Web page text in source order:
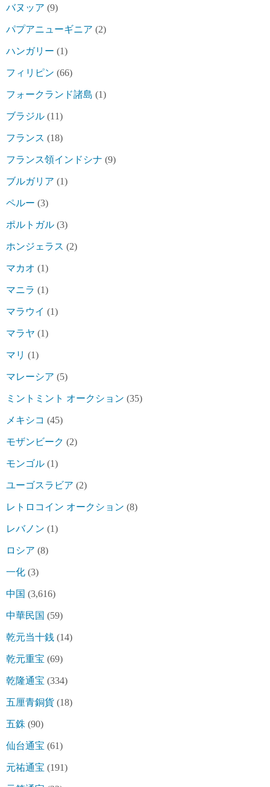
バヌッア (9)
パプアニューギニア (2)
ハンガリー (1)
フィリピン (66)
フォークランド諸島 (1)
ブラジル (11)
フランス (18)
フランス領インドシナ (9)
ブルガリア (1)
ペルー (3)
ポルトガル (3)
ホンジェラス (2)
マカオ (1)
マニラ (1)
マラウイ (1)
マラヤ (1)
マリ (1)
マレーシア (5)
ミントミント オークション (35)
メキシコ (45)
モザンビーク (2)
モンゴル (1)
ユーゴスラビア (2)
レトロコイン オークション (8)
レバノン (1)
ロシア (8)
一化 (3)
中国 (3,616)
中華民国 (59)
乾元当十銭 (14)
乾元重宝 (69)
乾隆通宝 (334)
五厘青銅貨 (18)
五銖 (90)
仙台通宝 (61)
元祐通宝 (191)